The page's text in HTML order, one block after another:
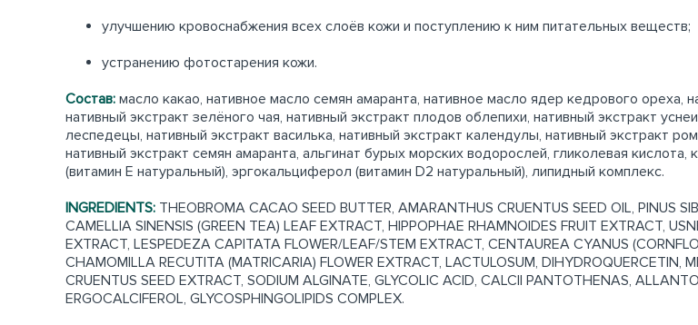
улучшению кровоснабжения всех слоёв кожи и поступлению к ним питательных веществ;
устранению фотостарения кожи.
Состав: масло какао, нативное масло семян амаранта, нативное масло ядер кедрового ореха,
нативный экстракт зелёного чая, нативный экстракт плодов облепихи, нативный экстракт
леспедецы, нативный экстракт василька, нативный экстракт календулы, нативный экстракт
нативный экстракт семян амаранта, альгинат бурых морских водорослей, гликолевая
(витамин Е натуральный), эргокальциферол (витамин D2 натуральный), липидный комплекс.
INGREDIENTS: THEOBROMA CACAO SEED BUTTER, AMARANTHUS CRUENTUS SEED OIL, PINUS
CAMELLIA SINENSIS (GREEN TEA) LEAF EXTRACT, HIPPOPHAE RHAMNOIDES FRUIT EXTRACT,
EXTRACT, LESPEDEZA CAPITATA FLOWER/LEAF/STEM EXTRACT, CENTAUREA CYANUS
CHAMOMILLA RECUTITA (MATRICARIA) FLOWER EXTRACT, LACTULOSUM, DIHYDROQUERCETIN,
CRUENTUS SEED EXTRACT, SODIUM ALGINATE, GLYCOLIC ACID, CALCII PANTOTHENAS,
ERGOCALCIFEROL, GLYCOSPHINGOLIPIDS COMPLEX.